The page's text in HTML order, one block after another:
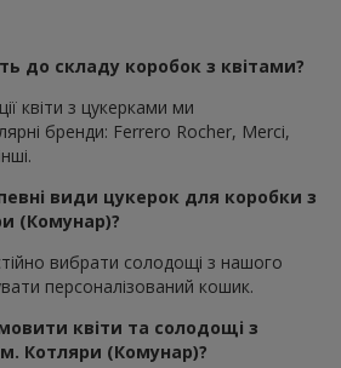
до складу коробок з квітами?
квіти з цукерками ми
бренди: Ferrero Rocher, Merci,
види цукерок для коробки з
(Комунар)?
вибрати солодощі з нашого
персоналізований кошик.
квіти та солодощі з
Котляри (Комунар)?